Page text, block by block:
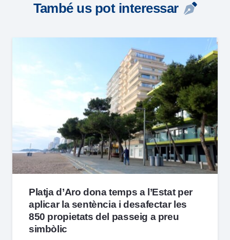
També us pot interessar
Platja d’Aro dona temps a l’Estat per
aplicar la sentència i desafectar les
850 propietats del passeig a preu
simbòlic